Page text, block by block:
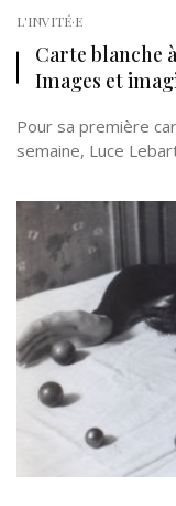
L'INVITÉ·E
Carte blanche
Images et
Pour sa première
semaine, Luce